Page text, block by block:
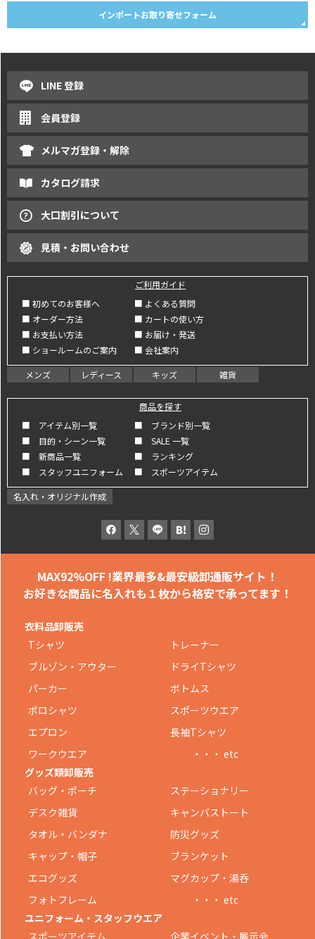
インポートお取り寄せフォーム
LINE 登録
会員登録
メルマガ登録・解除
カタログ請求
大口割引について
見積・お問い合わせ
ご利用ガイド
■ 初めてのお客様へ
■ よくある質問
■ オーダー方法
■ カートの使い方
■ お支払い方法
■ お届け・発送
■ ショールームのご案内
■ 会社案内
メンズ レディース キッズ 雑貨
商品を探す
■ アイテム別一覧
■ ブランド別一覧
■ 目的・シーン一覧
■ SALE 一覧
■ 新商品一覧
■ ランキング
■ スタッフユニフォーム
■ スポーツアイテム
名入れ・オリジナル作成
MAX92%OFF !業界最多&最安級卸通販サイト！
お好きな商品に名入れも １枚から格安で承ってます！
衣料品卸販売
Tシャツ
トレーナー
ブルゾン・アウター
ドライTシャツ
パーカー
ボトムス
ポロシャツ
スポーツウエア
エプロン
長袖Tシャツ
ワークウエア
・・・ etc
グッズ類卸販売
バッグ・ポーチ
ステーショナリー
デスク雑貨
キャンバストート
タオル・バンダナ
防災グッズ
キャップ・帽子
ブランケット
エコグッズ
マグカップ・湯呑
フォトフレーム
・・・ etc
ユニフォーム・スタッフウエア